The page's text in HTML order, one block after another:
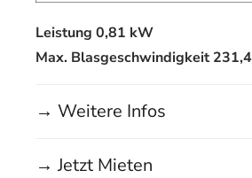
Leistung 0,81 kW
Max. Blasgeschwindigkeit
→ Weitere Infos
→ Jetzt Mieten